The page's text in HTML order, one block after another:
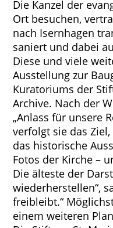
Die Kanzel der
Ort besuchen,
nach Isernhagen
saniert und dabei
Diese und viele
Ausstellung zur
Kuratoriums der
Archive. Nach der
„Anlass für unsere
verfolgt sie das
das historische
Fotos der Kirche –
Die älteste der
wiederherstellen“,
freibleibt.“
einem weiteren